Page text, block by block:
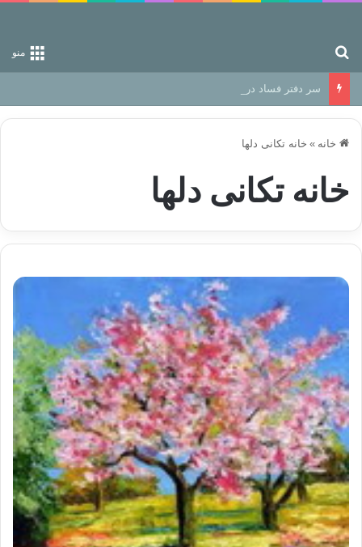
منو
سر دفتر فساد در زمین‌، دوری وکناره‌گیری از راه خداست‌!
خانه » خانه تکانی دلها
خانه تکانی دلها